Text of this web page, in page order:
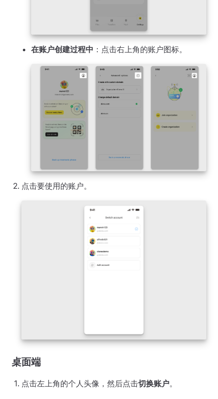
在账户创建过程中 ：点击右上角的账户图标。
点击要使用的账户。
桌面端
点击左上角的个人头像，然后点击切换账户。